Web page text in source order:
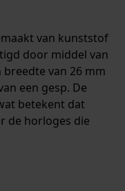
van kunststof
door middel van
van 26 mm
een gesp. De
betekent dat
de horloges die